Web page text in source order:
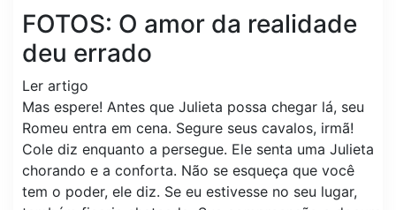
FOTOS: O amor da realidade
deu errado
Ler artigo
Mas espere! Antes que Julieta possa chegar lá, seu
Romeu entra em cena. Segure seus cavalos, irmã!
Cole diz enquanto a persegue. Ele senta uma Julieta
chorando e a conforta. Não se esqueça que você
tem o poder, ele diz. Se eu estivesse no seu lugar,